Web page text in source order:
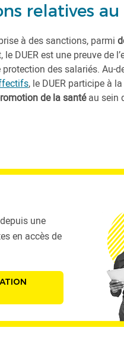
relatives au
à des sanctions, parmi
le DUER est une preuve de
des salariés. Au-
, le DUER participe à
de la santéau sein
une
en accès de